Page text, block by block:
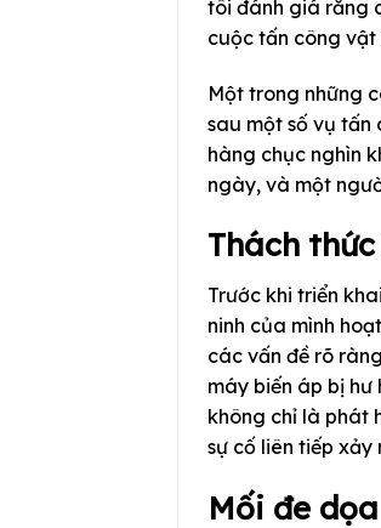
tôi đánh giá rằng
cuộc tấn công
Một trong những
sau một số vụ
hàng chục nghìn
ngày, và một
Thách
Trước khi triển
ninh của mình
các vấn đề rõ
máy biến áp bị
không chỉ là phát
sự cố liên tiếp xảy
Mối đe